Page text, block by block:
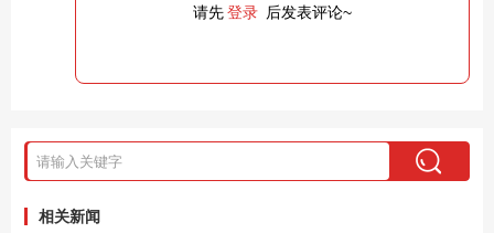
请先登录 后发表评论~
相关新闻